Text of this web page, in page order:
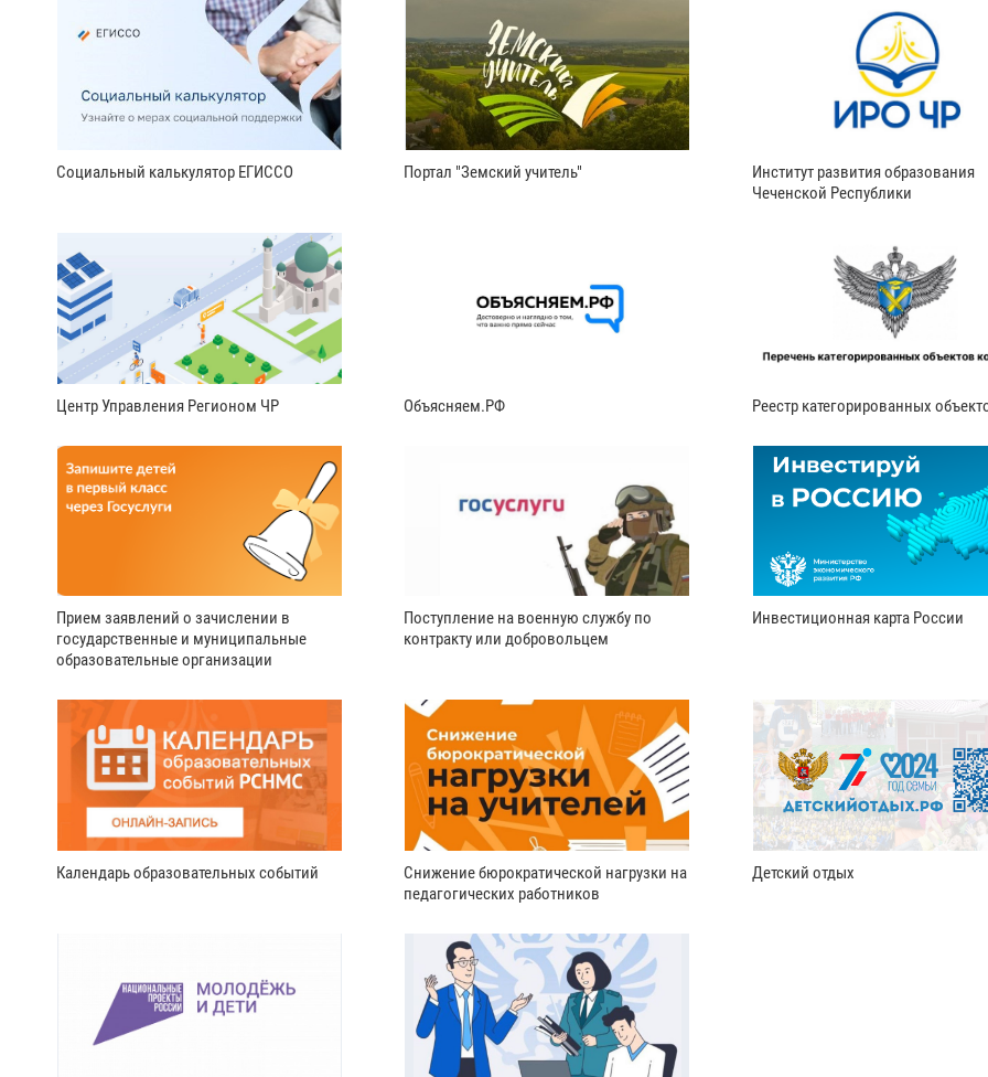
Социальный калькулятор ЕГИССО Портал "Земский учитель"
Институт развития образования
Чеченской Республики
Центр Управления Регионом ЧР Объясняем.РФ Реестр категорированных
Прием заявлений о зачислении в
государственные и муниципальные
образовательные организации
Поступление на военную службу по
контракту или добровольцем
Инвестиционная карта России
Календарь образовательных событий
Снижение бюрократической нагрузки на
педагогических работников
Детский отдых